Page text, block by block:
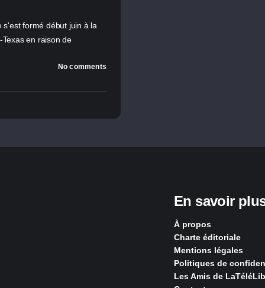
formé début juin à la
en raison de
No comments
En savoir
À propos
Charte éditoriale
Mentions légales
Politiques de
Les Amis de